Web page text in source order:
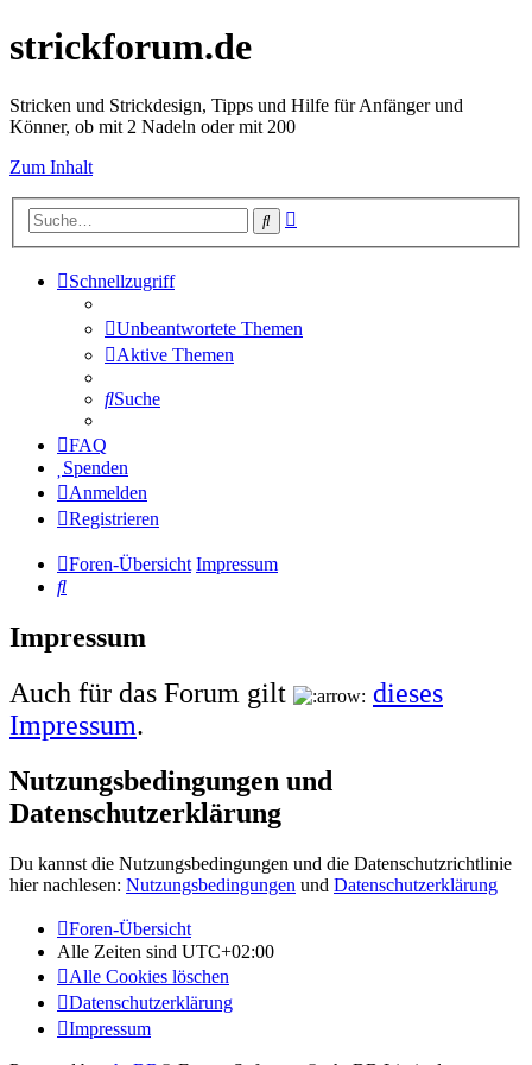
strickforum.de
Stricken und Strickdesign, Tipps und Hilfe für Anfänger und
Könner, ob mit 2 Nadeln oder mit 200
Zum Inhalt
Suche
Schnellzugriff
Unbeantwortete Themen
Aktive Themen
Suche
FAQ
Spenden
Anmelden
Registrieren
Foren-Übersicht Impressum
Suche
Impressum
Auch für das Forum gilt
dieses
Impressum.
Nutzungsbedingungen und
Datenschutzerklärung
Du kannst die Nutzungsbedingungen und die Datenschutzrichtlinie
hier nachlesen: Nutzungsbedingungen und Datenschutzerklärung
Foren-Übersicht
Alle Zeiten sind UTC+02:00
Alle Cookies löschen
Datenschutzerklärung
Impressum